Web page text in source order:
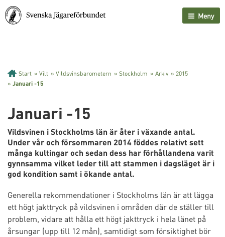
Meny
Start » Vilt » Vildsvinsbarometern » Stockholm » Arkiv » 2015
» Januari -15
Januari -15
Vildsvinen i Stockholms län är åter i växande antal.
Under vår och försommaren 2014 föddes relativt sett
många kultingar och sedan dess har förhållandena varit
gynnsamma vilket leder till att stammen i dagsläget är i
god kondition samt i ökande antal.
Generella rekommendationer i Stockholms län är att lägga
ett högt jakttryck på vildsvinen i områden där de ställer till
problem, vidare att hålla ett högt jakttryck i hela länet på
årsungar (upp till 12 mån), samtidigt som försiktighet bör